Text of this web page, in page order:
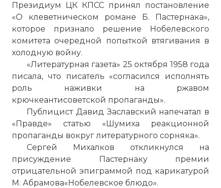
Президиум ЦК КПСС принял постановление
«О клеветническом романе Б. Пастернака»,
которое признало решение Нобелевского
комитета очередной попыткой втягивания в
холодную войну.
«Литературная газета» 25 октября 1958 года
писала, что писатель «согласился исполнять
роль наживки на ржавом
крючкеантисоветской пропаганды».
Публицист Давид Заславский напечатал в
«Правде» статью «Шумиха реакционной
пропаганды вокруг литературного сорняка».
Сергей Михалков откликнулся на
присуждение Пастернаку премии
отрицательной эпиграммой под карикатурой
М. Абрамова«Нобелевское блюдо».